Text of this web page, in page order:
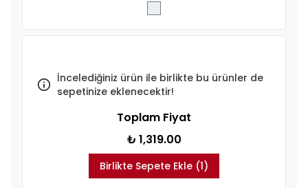
İncelediğiniz ürün ile birlikte bu ürünler de
sepetinize eklenecektir!
Toplam Fiyat
₺ 1,319.00
Birlikte Sepete Ekle (1)